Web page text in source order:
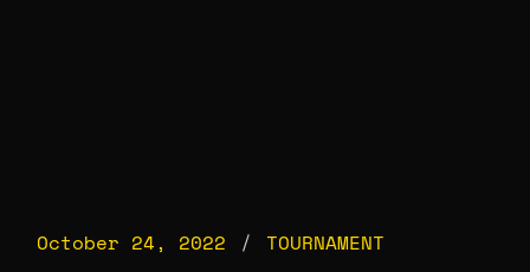
October 24, 2022 TOURNAMENT